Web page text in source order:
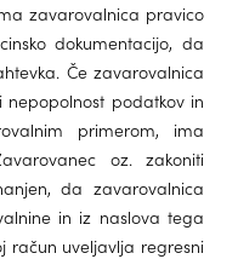
zavarovalnica pravico
dokumentacijo, da
Če zavarovalnica
nepopolnost podatkov in
primerom, ima
oz. zakoniti
da zavarovalnica
in iz naslova tega
račun uveljavlja regresni